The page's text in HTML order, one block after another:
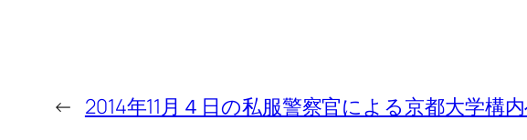
← 2014年11月４日の私服警察官による京都大学構